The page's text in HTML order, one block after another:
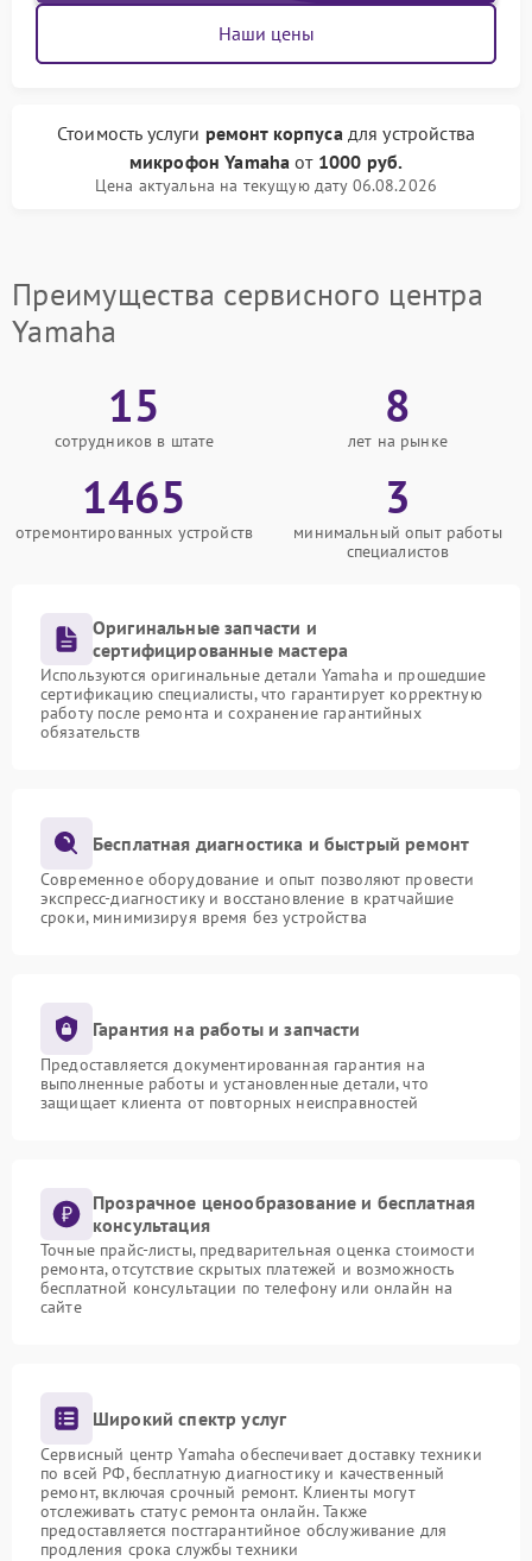
Наши цены
Стоимость услуги ремонт корпусадля устройства
микрофон Yamaha от 1000 руб.
Цена актуальна на текущую дату 06.08.2026
Преимущества сервисного центра
Yamaha
15
сотрудников в штате
8
лет на рынке
1465
отремонтированных устройств
3
минимальный опыт работы
специалистов
Оригинальные запчасти и
сертифицированные мастера
Используются оригинальные детали Yamaha и прошедшие
сертификацию специалисты, что гарантирует корректную
работу после ремонта и сохранение гарантийных
обязательств
Бесплатная диагностика и быстрый ремонт
Современное оборудование и опыт позволяют провести
экспресс-диагностику и восстановление в кратчайшие
сроки, минимизируя время без устройства
Гарантия на работы и запчасти
Предоставляется документированная гарантия на
выполненные работы и установленные детали, что
защищает клиента от повторных неисправностей
Прозрачное ценообразование и бесплатная
консультация
Точные прайс-листы, предварительная оценка стоимости
ремонта, отсутствие скрытых платежей и возможность
бесплатной консультации по телефону или онлайн на
сайте
Широкий спектр услуг
Сервисный центр Yamaha обеспечивает доставку техники
по всей РФ, бесплатную диагностику и качественный
ремонт, включая срочный ремонт. Клиенты могут
отслеживать статус ремонта онлайн. Также
предоставляется постгарантийное обслуживание для
продления срока службы техники